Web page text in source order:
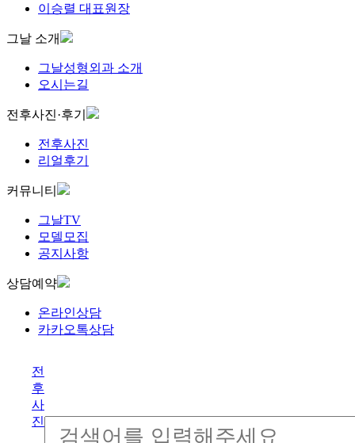
이승렬 대표원장
그날 소개
그날성형외과 소개
오시는길
전후사진·후기
전후사진
리얼후기
커뮤니티
그날TV
모델모집
공지사항
상담예약
온라인상담
카카오톡상담
전
후
사
진